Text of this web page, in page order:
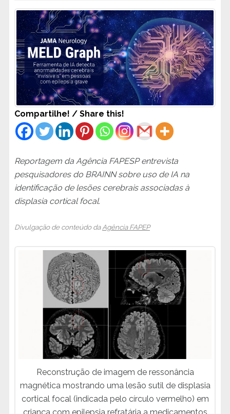
Compartilhe! / Share this!
Reportagem da Agência FAPESP entrevista
pesquisadores do BRAINN sobre uso de IA na
identificação de lesões cerebrais associadas à
displasia cortical focal.
Divulgação de conteúdo daAgência FAPEP
Reconstrução de imagem de ressonância
magnética mostrando uma lesão sutil de displasia
cortical focal (indicada pelo círculo vermelho) em
criança com epilepsia refratária a medicamentos